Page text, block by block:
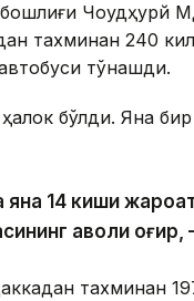
Чоудҳурй
тахминан 240
тўқнашди.
бўлди. Яна
яна 14 киши
аҳволи
тахминан